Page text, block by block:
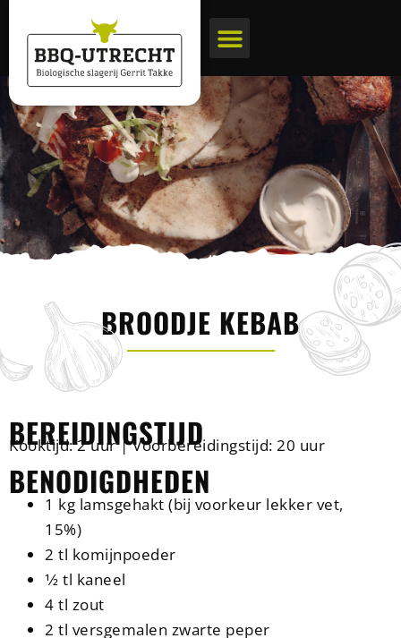
BROODJE KEBAB
BEREIDINGSTIJD
Kooktijd: 2 uur | Voorbereidingstijd: 20 uur
BENODIGDHEDEN
1 kg lamsgehakt (bij voorkeur lekker vet,
15%)
2 tl komijnpoeder
1⁄2 tl kaneel
4 tl zout
2 tl versgemalen zwarte peper